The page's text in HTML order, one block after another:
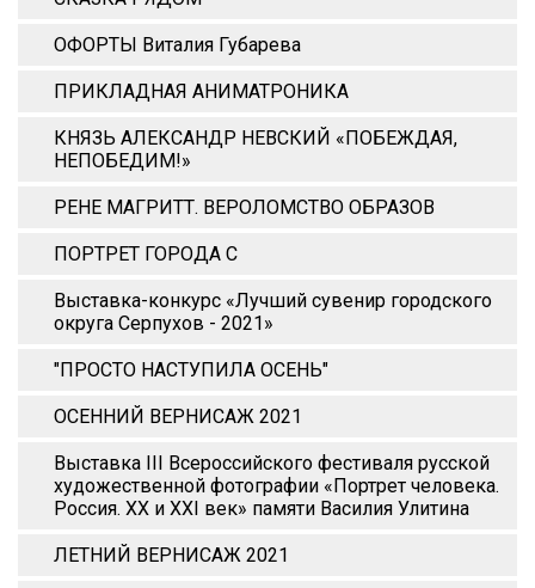
ОФОРТЫ Виталия Губарева
ПРИКЛАДНАЯ АНИМАТРОНИКА
КНЯЗЬ АЛЕКСАНДР НЕВСКИЙ «ПОБЕЖДАЯ,
НЕПОБЕДИМ!»
РЕНЕ МАГРИТТ. ВЕРОЛОМСТВО ОБРАЗОВ
ПОРТРЕТ ГОРОДА С
Выставка-конкурс «Лучший сувенир городского
округа Серпухов - 2021»
"ПРОСТО НАСТУПИЛА ОСЕНЬ"
ОСЕННИЙ ВЕРНИСАЖ 2021
Выставка III Всероссийского фестиваля русской
художественной фотографии «Портрет человека.
Россия. XX и XХI век» памяти Василия Улитина
ЛЕТНИЙ ВЕРНИСАЖ 2021